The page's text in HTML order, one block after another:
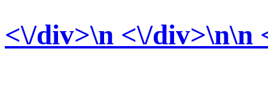
<\/div>\n <\/div>\n\n